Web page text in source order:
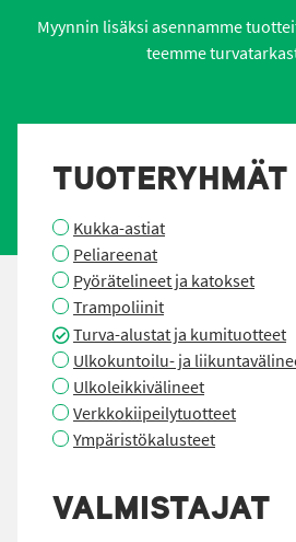
Myynnin lisäksi asennamme
teemme
TUOTERYHMÄT
Kukka-astiat
Peliareenat
Pyörätelineet ja katokset
Trampoliinit
Turva-alustat ja kumituotteet
Ulkokuntoilu- ja
Ulkoleikkivälineet
Verkkokiipeilytuotteet
Ympäristökalusteet
VALMISTAJAT